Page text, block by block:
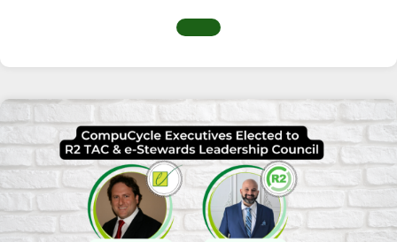
ह्यूस्टन में सुरक्षित इलेक्ट्रॉनिक्स निपटान